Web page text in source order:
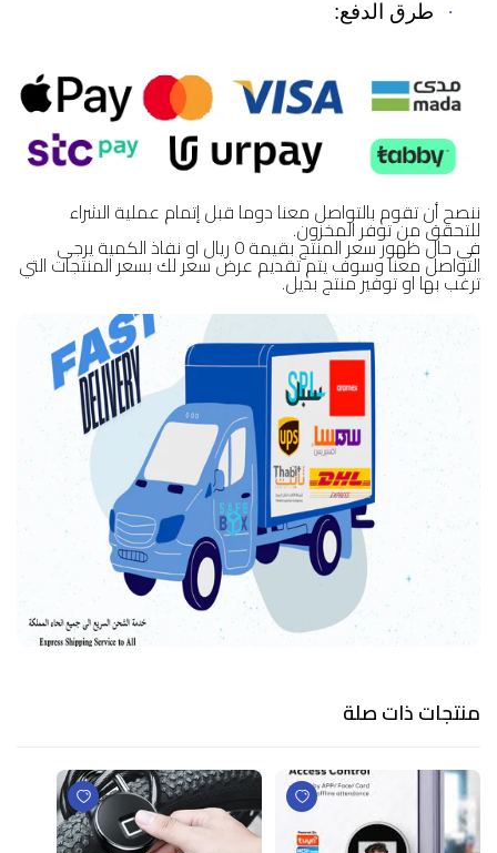
· طرق الدفع:
ننصح أن تقوم بالتواصل معنا دوما قبل إتمام عملية الشراء
للتحقق من توفر المخزون.
في حال ظهور سعر المنتج بقيمة 0 ريال او نفاذ الكمية يرجى
التواصل معنا وسوف يتم تقديم عرض سعر لك بسعر المنتجات التي
ترغب بها او توفير منتج بديل.
منتجات ذات صلة